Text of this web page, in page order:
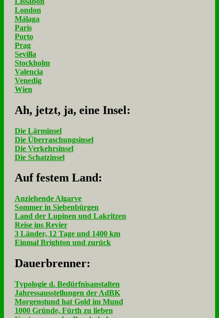
London
Málaga
Paris
Porto
Prag
Sevilla
Stockholm
Valencia
Venedig
Wien
Ah, jetzt, ja, ei­ne In­sel:
Die Lärminsel
Die Überraschungsinsel
Die Verkehrsinsel
Die Schatzinsel
Auf fe­stem Land:
Anziehende Algarve
Sommer in Siebenbürgen
Land der Lupinen und Lakritzen
Reise ins Revier
3 Länder, 12 Tage und 1400 km
Einmal Brighton und zurück
Dau­er­bren­ner:
Typologie d. Bedürfnisanstalten
Jahressausstellungen der AdBK
Morgenstund hat Gold im Mund
1000 Gründe, Fürth zu lieben